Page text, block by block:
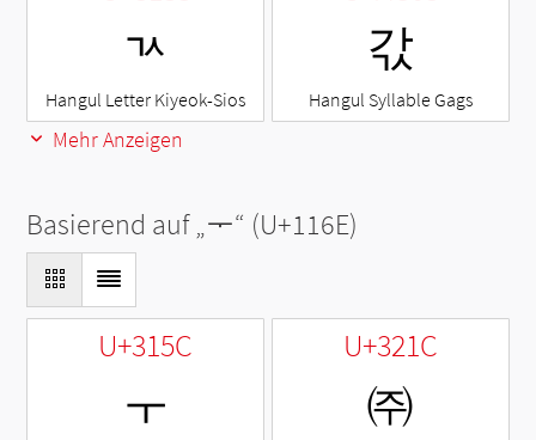
ㄳ
Hangul Letter Kiyeok-Sios
갃
Hangul Syllable Gags
Mehr Anzeigen
Basierend auf „ᅮ“ (U+116E)
U+315C
ㅜ
U+321C
㈜